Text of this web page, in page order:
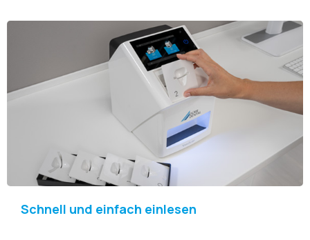
Schnell und einfach einlesen